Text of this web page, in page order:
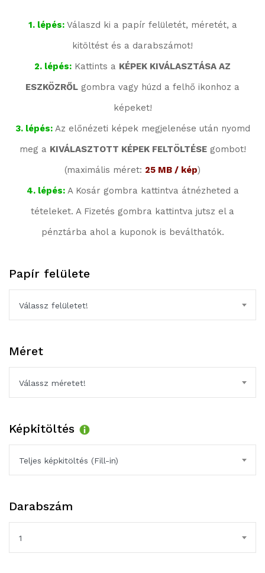
1. lépés: Válaszd ki a papír felületét, méretét, a
kitöltést és a darabszámot!
2. lépés: Kattints a KÉPEK KIVÁLASZTÁSA AZ
ESZKÖZRŐL gombra vagy húzd a felhő ikonhoz a
képeket!
3. lépés: Az előnézeti képek megjelenése után nyomd
meg a KIVÁLASZTOTT KÉPEK FELTÖLTÉSEgombot!
(maximális méret: 25 MB / kép)
4. lépés: A Kosár gombra kattintva átnézheted a
tételeket. A Fizetés gombra kattintva jutsz el a
pénztárba ahol a kuponok is beválthatók.
Papír felülete
Válassz felületet!
Méret
Válassz méretet!
Képkitöltés
Teljes képkitöltés (Fill-in)
Darabszám
1